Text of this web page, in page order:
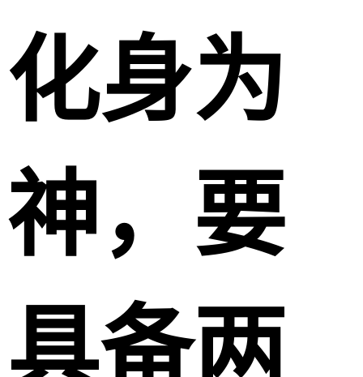
化身为
神，要
具备两